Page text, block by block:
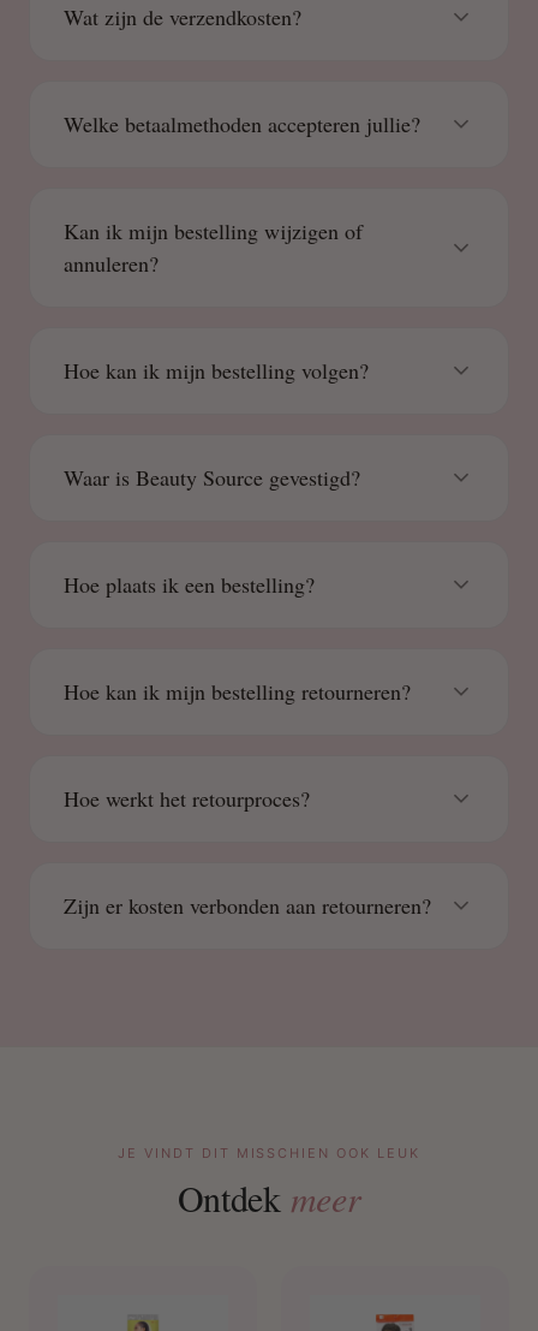
Wat zijn de verzendkosten?
Welke betaalmethoden accepteren jullie?
Kan ik mijn bestelling wijzigen of
annuleren?
Hoe kan ik mijn bestelling volgen?
Waar is Beauty Source gevestigd?
Hoe plaats ik een bestelling?
Hoe kan ik mijn bestelling retourneren?
Hoe werkt het retourproces?
Zijn er kosten verbonden aan retourneren?
JE VINDT DIT MISSCHIEN OOK LEUK
Ontdek meer